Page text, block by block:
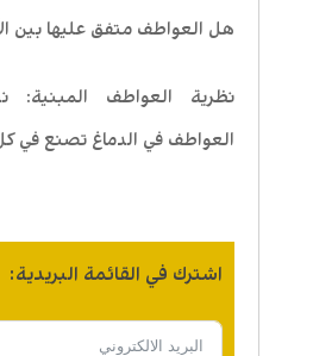
هل العواطف متفق عليها بين
نظرية العواطف
العواطف في الدماغ تصنع في
اشترك في القائمة البريدية: